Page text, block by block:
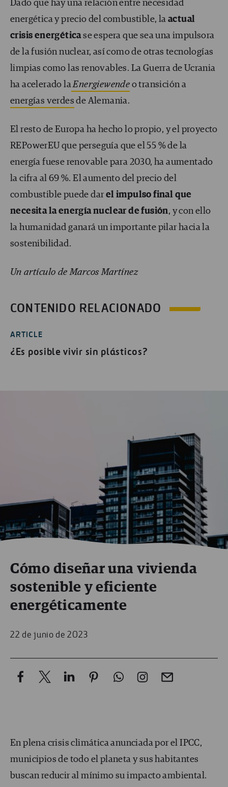
Dado que hay una relación entre necesidad
energética y precio del combustible, la actual
crisis energéticase espera que sea una impulsora
de la fusión nuclear, así como de otras tecnologías
limpias como las renovables. La Guerra de Ucrania
ha acelerado laEnergiewende o transición a
energías verdes de Alemania.
El resto de Europa ha hecho lo propio, y el proyecto
REPowerEU que perseguía que el 55 % de la
energía fuese renovable para 2030, ha aumentado
la cifra al 69 %. El aumento del precio del
combustible puede dar el impulso final que
necesita la energía nuclear de fusión, y con ello
la humanidad ganará un importante pilar hacia la
sostenibilidad.
Un artículo de Marcos Martínez
CONTENIDO RELACIONADO
ARTICLE
¿Es posible vivir sin plásticos?
Cómo diseñar una vivienda
sostenible y eficiente
energéticamente
22 de junio de 2023
En plena crisis climática anunciada por el IPCC,
municipios de todo el planeta y sus habitantes
buscan reducir al mínimo su impacto ambiental.